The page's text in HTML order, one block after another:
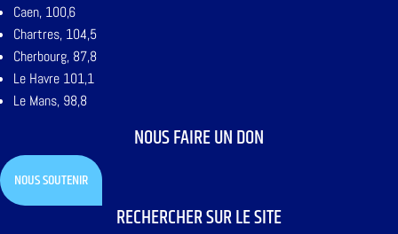
Caen, 100,6
Chartres, 104,5
Cherbourg, 87,8
Le Havre 101,1
Le Mans, 98,8
NOUS FAIRE UN DON
NOUS SOUTENIR
RECHERCHER SUR LE SITE